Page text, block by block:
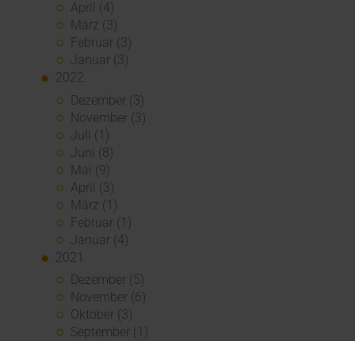
April (4)
März (3)
Februar (3)
Januar (3)
2022
Dezember (3)
November (3)
Juli (1)
Juni (8)
Mai (9)
April (3)
März (1)
Februar (1)
Januar (4)
2021
Dezember (5)
November (6)
Oktober (3)
September (1)